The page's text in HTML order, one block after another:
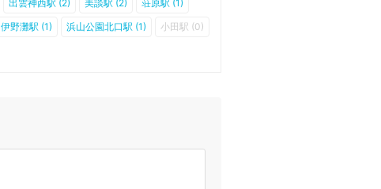
出雲神西駅 (2) 美談駅 (2)
荘原駅 (1)
伊野灘駅 (1) 浜山公園北口駅 (1)
小田駅 (0)